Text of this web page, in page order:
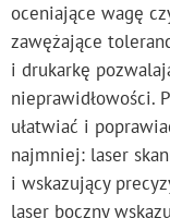
oceniające wagę
zawężające
i drukarkę
nieprawidłowości.
ułatwiać i
najmniej: laser
i wskazujący
laser boczny